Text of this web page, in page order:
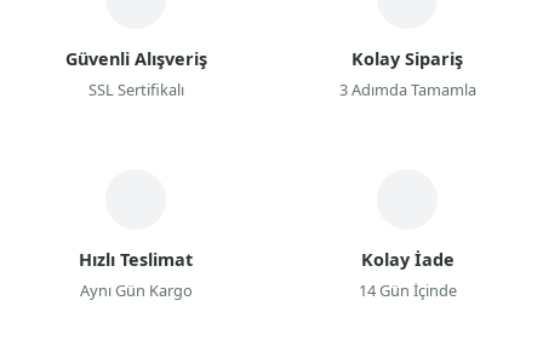
Güvenli Alışveriş
SSL Sertifikalı
Kolay Sipariş
3 Adımda Tamamla
Hızlı Teslimat
Aynı Gün Kargo
Kolay İade
14 Gün İçinde